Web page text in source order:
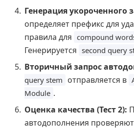
Генерация укороченного
определяет префикс для
правила для compound
Генерируется second query
Вторичный запрос
query stem отправляется в
Module .
Оценка качества (Тест 2):
автодополнения